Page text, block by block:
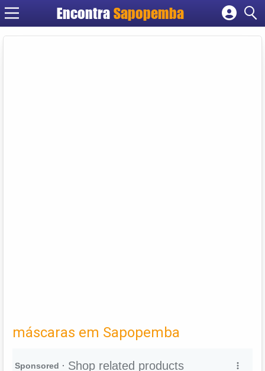
Encontra Sapopemba
Cadastrar empresa
máscaras em Sapopemba